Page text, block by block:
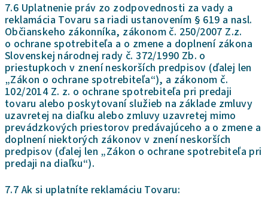
7.6 Uplatnenie práv zo zodpovednosti za vady a
reklamácia Tovaru sa riadi ustanovením § 619 a nasl.
Občianskeho zákonníka, zákonom č. 250/2007 Z.z.
o ochrane spotrebiteľa a o zmene a doplnení zákona
Slovenskej národnej rady č. 372/1990 Zb. o
priestupkoch v znení neskorších predpisov (ďalej len
„Zákon o ochrane spotrebiteľa“), a zákonom č.
102/2014 Z. z. o ochrane spotrebiteľa pri predaji
tovaru alebo poskytovaní služieb na základe zmluvy
uzavretej na diaľku alebo zmluvy uzavretej mimo
prevádzkových priestorov predávajúceho a o zmene a
doplnení niektorých zákonov v znení neskorších
predpisov (ďalej len „Zákon o ochrane spotrebiteľa pri
predaji na diaľku“).
7.7 Ak si uplatníte reklamáciu Tovaru: